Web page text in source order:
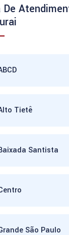
De
Tietê
Santista
São Paulo